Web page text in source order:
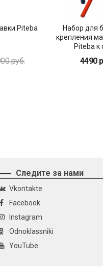
Piteba
руб.
Набор для
крепления
Piteba к
4490
Следите за нами
Vkontakte
Facebook
Instagram
Odnoklassniki
YouTube